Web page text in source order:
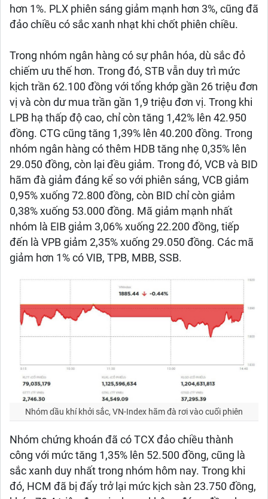
hơn 1%. PLX phiên sáng giảm mạnh hơn 3%, cũng đã
đảo chiều có sắc xanh nhạt khi chốt phiên chiều.
Trong nhóm ngân hàng có sự phân hóa, dù sắc đỏ
chiếm ưu thế hơn. Trong đó, STB vẫn duy trì mức
kịch trần 62.100 đồng với tổng khớp gần 26 triệu đơn
vị và còn dư mua trần gần 1,9 triệu đơn vị. Trong khi
LPB hạ thấp độ cao, chỉ còn tăng 1,42% lên 42.950
đồng. CTG cũng tăng 1,39% lên 40.200 đồng. Trong
nhóm ngân hàng có thêm HDB tăng nhẹ 0,35% lên
29.050 đồng, còn lại đều giảm. Trong đó, VCB và BID
hãm đà giảm đáng kể so với phiên sáng, VCB giảm
0,95% xuống 72.800 đồng, còn BID chỉ còn giảm
0,38% xuống 53.000 đồng. Mã giảm mạnh nhất
nhóm là EIB giảm 3,06% xuống 22.200 đồng, tiếp
đến là VPB giảm 2,35% xuống 29.050 đồng. Các mã
giảm hơn 1% có VIB, TPB, MBB, SSB.
Nhóm dầu khí khởi sắc, VN-Index hãm đà rơi vào cuối phiên
Nhóm chứng khoán đã có TCX đảo chiều thành
công với mức tăng 1,35% lên 52.500 đồng, cũng là
sắc xanh duy nhất trong nhóm hôm nay. Trong khi
đó, HCM đã bị đẩy trở lại mức kịch sàn 23.750 đồng,